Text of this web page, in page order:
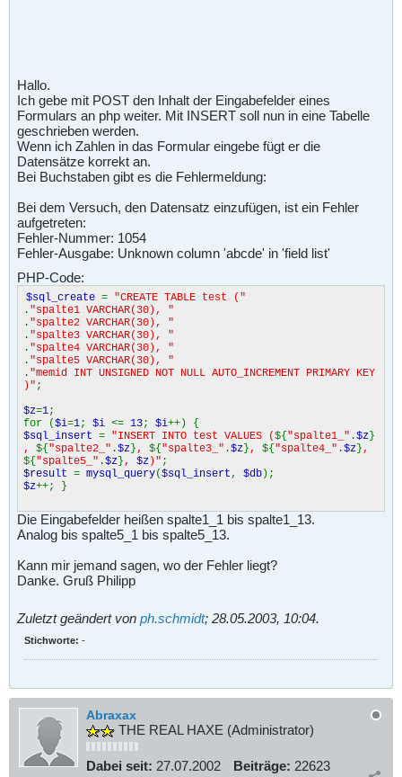
Hallo.
Ich gebe mit POST den Inhalt der Eingabefelder eines
Formulars an php weiter. Mit INSERT soll nun in eine Tabelle
geschrieben werden.
Wenn ich Zahlen in das Formular eingebe fügt er die
Datensätze korrekt an.
Bei Buchstaben gibt es die Fehlermeldung:
Bei dem Versuch, den Datensatz einzufügen, ist ein Fehler
aufgetreten:
Fehler-Nummer: 1054
Fehler-Ausgabe: Unknown column 'abcde' in 'field list'
PHP-Code:
$sql_create = "CREATE TABLE test ("
. "spalte1 VARCHAR(30), "
. "spalte2 VARCHAR(30), "
. "spalte3 VARCHAR(30), "
. "spalte4 VARCHAR(30), "
. "spalte5 VARCHAR(30), "
. "memid INT UNSIGNED NOT NULL AUTO_INCREMENT PRIMARY KEY
)" ;
$z=1;
for ($i=1; $i <= 13; $i++) {
$sql_insert = "INSERT INTO test VALUES (${"spalte1_" .$z}
, ${"spalte2_" .$z} , ${"spalte3_" .$z} , ${"spalte4_" .$z} ,
${"spalte5_" .$z} , $z)" ;
$result = mysql_query($sql_insert , $db);
$z++; }
Die Eingabefelder heißen spalte1_1 bis spalte1_13.
Analog bis spalte5_1 bis spalte5_13.
Kann mir jemand sagen, wo der Fehler liegt?
Danke. Gruß Philipp
Zuletzt geändert von ph.schmidt; 28.05.2003, 10:04.
Stichworte: -
Abraxax
THE REAL HAXE (Administrator)
Dabei seit: 27.07.2002 Beiträge: 22623